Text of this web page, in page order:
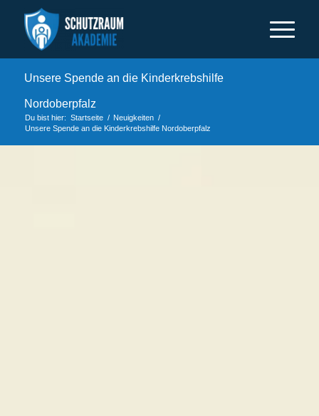
Unsere Spende an die Kinderkrebshilfe
Nordoberpfalz
Du bist hier: Startseite / Neuigkeiten /
Unsere Spende an die Kinderkrebshilfe Nordoberpfalz